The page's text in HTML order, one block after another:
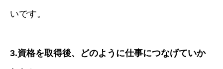
いです。
3.資格を取得後、どのように仕事につなげていか